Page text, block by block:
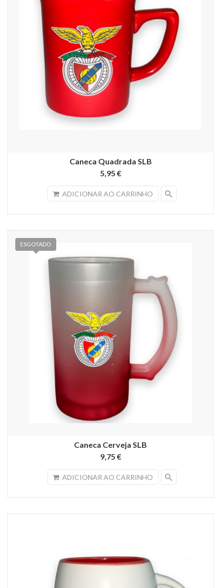
Caneca Quadrada SLB
5,95 €
ADICIONAR AO CARRINHO search
Caneca Cerveja SLB
9,75 €
ADICIONAR AO CARRINHO search
ESGOTADO